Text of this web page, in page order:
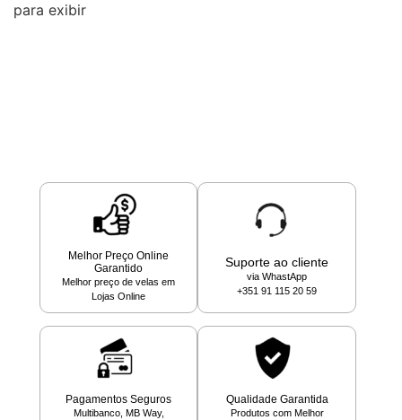
para exibir
Melhor Preço Online
Garantido
Melhor preço de velas em
Lojas Online
Suporte ao cliente
via WhastApp
+351 91 115 20 59
Pagamentos Seguros
Multibanco, MB Way,
Qualidade Garantida
Produtos com Melhor